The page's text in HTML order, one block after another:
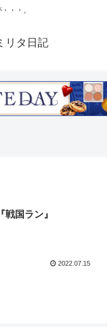
・・。
リタ日記
戦国ラン』
2022.07.15